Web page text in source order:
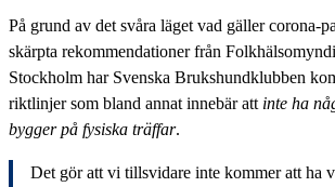
På grund av det svåra läget vad gäller corona-
skärpta rekommendationer från
Stockholm har Svenska Brukshundklubben
riktlinjer som bland annat innebär att inte ha
bygger på fysiska träffar.
Det gör att vi tillsvidare inte kommer att ha